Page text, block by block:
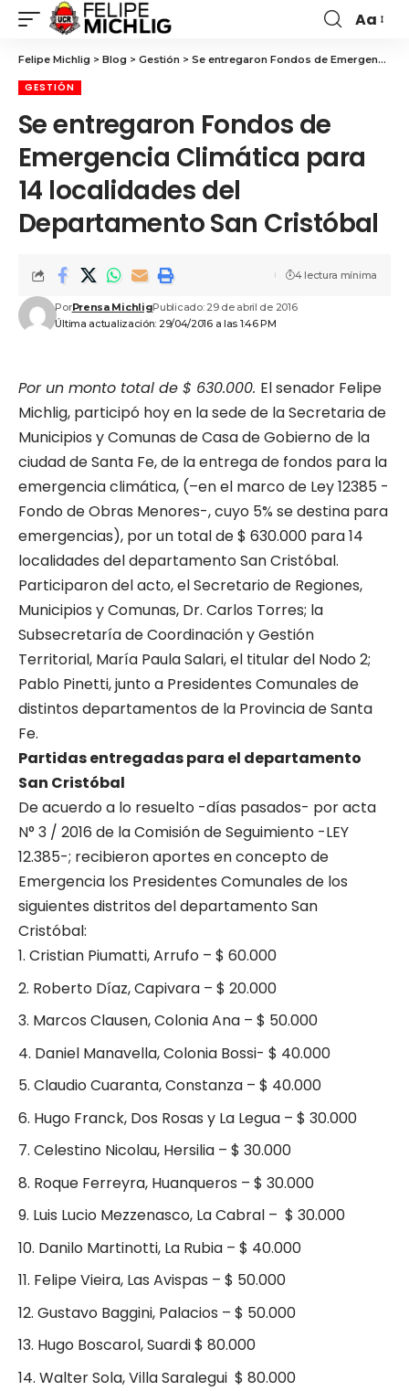
Aa
Felipe Michlig > Blog > Gestión > Se entregaron Fondos de Emergencia Climática para 14 localidades del Departamento San Cristóbal
GESTIÓN
Se entregaron Fondos de
Emergencia Climática para
14 localidades del
Departamento San Cristóbal
Última actualización: 29/04/2016 a las 1:46 PM
PorPrensa MichligPublicado: 29 de abril de 2016
4 lectura mínima
Por un monto total de $ 630.000. El senador Felipe
Michlig, participó hoy en la sede de la Secretaria de
Municipios y Comunas de Casa de Gobierno de la
ciudad de Santa Fe, de la entrega de fondos para la
emergencia climática, (–en el marco de Ley 12385 -
Fondo de Obras Menores-, cuyo 5% se destina para
emergencias), por un total de $ 630.000 para 14
localidades del departamento San Cristóbal.
Participaron del acto, el Secretario de Regiones,
Municipios y Comunas, Dr. Carlos Torres; la
Subsecretaría de Coordinación y Gestión
Territorial, María Paula Salari, el titular del Nodo 2;
Pablo Pinetti, junto a Presidentes Comunales de
distintos departamentos de la Provincia de Santa
Fe.
Partidas entregadas para el departamento
San Cristóbal
De acuerdo a lo resuelto -días pasados- por acta
N° 3 / 2016 de la Comisión de Seguimiento -LEY
12.385-; recibieron aportes en concepto de
Emergencia los Presidentes Comunales de los
siguientes distritos del departamento San
Cristóbal:
Cristian Piumatti, Arrufo – $ 60.000
Roberto Díaz, Capivara – $ 20.000
Marcos Clausen, Colonia Ana – $ 50.000
Daniel Manavella, Colonia Bossi- $ 40.000
Claudio Cuaranta, Constanza – $ 40.000
Hugo Franck, Dos Rosas y La Legua – $ 30.000
Celestino Nicolau, Hersilia – $ 30.000
Roque Ferreyra, Huanqueros – $ 30.000
Luis Lucio Mezzenasco, La Cabral – $ 30.000
Danilo Martinotti, La Rubia – $ 40.000
Felipe Vieira, Las Avispas – $ 50.000
Gustavo Baggini, Palacios – $ 50.000
Hugo Boscarol, Suardi $ 80.000
Walter Sola, Villa Saralegui $ 80.000